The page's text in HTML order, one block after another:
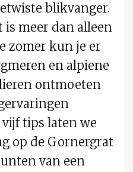
blikvanger.
is meer dan alleen
zomer kun je er
en alpiene
ontmoeten
tips laten we
op de Gornergrat
van een